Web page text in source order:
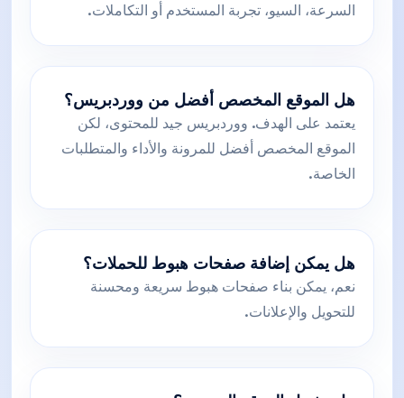
السرعة، السيو، تجربة المستخدم أو التكاملات.
هل الموقع المخصص أفضل من ووردبريس؟
يعتمد على الهدف. ووردبريس جيد للمحتوى، لكن
الموقع المخصص أفضل للمرونة والأداء والمتطلبات
الخاصة.
هل يمكن إضافة صفحات هبوط للحملات؟
نعم، يمكن بناء صفحات هبوط سريعة ومحسنة
للتحويل والإعلانات.